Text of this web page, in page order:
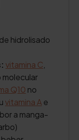
hidrolisado
vitamina C
molecular
Q10 no
vitamina Ae
a manga-